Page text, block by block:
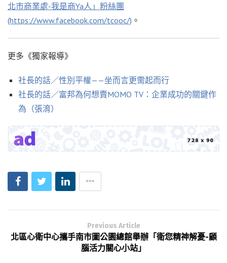
北市商業處-我是商Ya人」粉絲團
(https://www.facebook.com/tcooc/) 。
更多《獨家報導》
社長的話／性別平權——坐而言更需起而行
社長的話／富邦為何想賣MOMO TV：企業成功的關鍵作
為（張淯）
Previous Article
北區心衛中心攜手南市圖公園總館舉辦「衛您精神解憂-顧
腦活力關心小站」